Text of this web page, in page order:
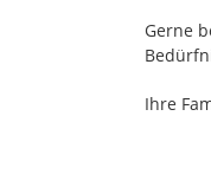
Gerne
Ihre